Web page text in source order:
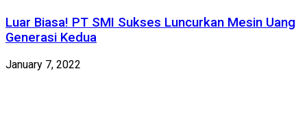
Luar Biasa! PT SMI Sukses Luncurkan Mesin Uang
Generasi Kedua
January 7, 2022